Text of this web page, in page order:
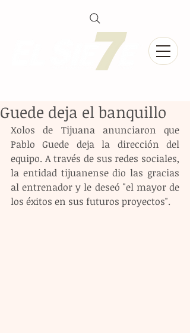
Guede deja el banquillo
Xolos de Tijuana anunciaron que
Pablo Guede deja la dirección del
equipo. A través de sus redes sociales,
la entidad tijuanense dio las gracias
al entrenador y le deseó "el mayor de
los éxitos en sus futuros proyectos".